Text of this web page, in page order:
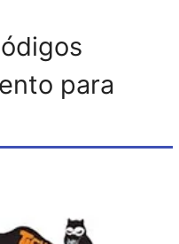
para